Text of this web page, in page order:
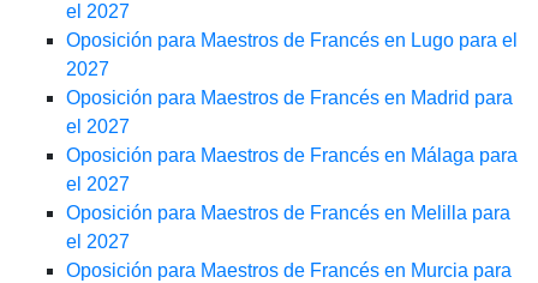
el 2027
Oposición para Maestros de Francés en Lugo para el
2027
Oposición para Maestros de Francés en Madrid para
el 2027
Oposición para Maestros de Francés en Málaga para
el 2027
Oposición para Maestros de Francés en Melilla para
el 2027
Oposición para Maestros de Francés en Murcia para